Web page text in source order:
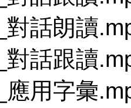
話朗讀
話跟讀
用字彙